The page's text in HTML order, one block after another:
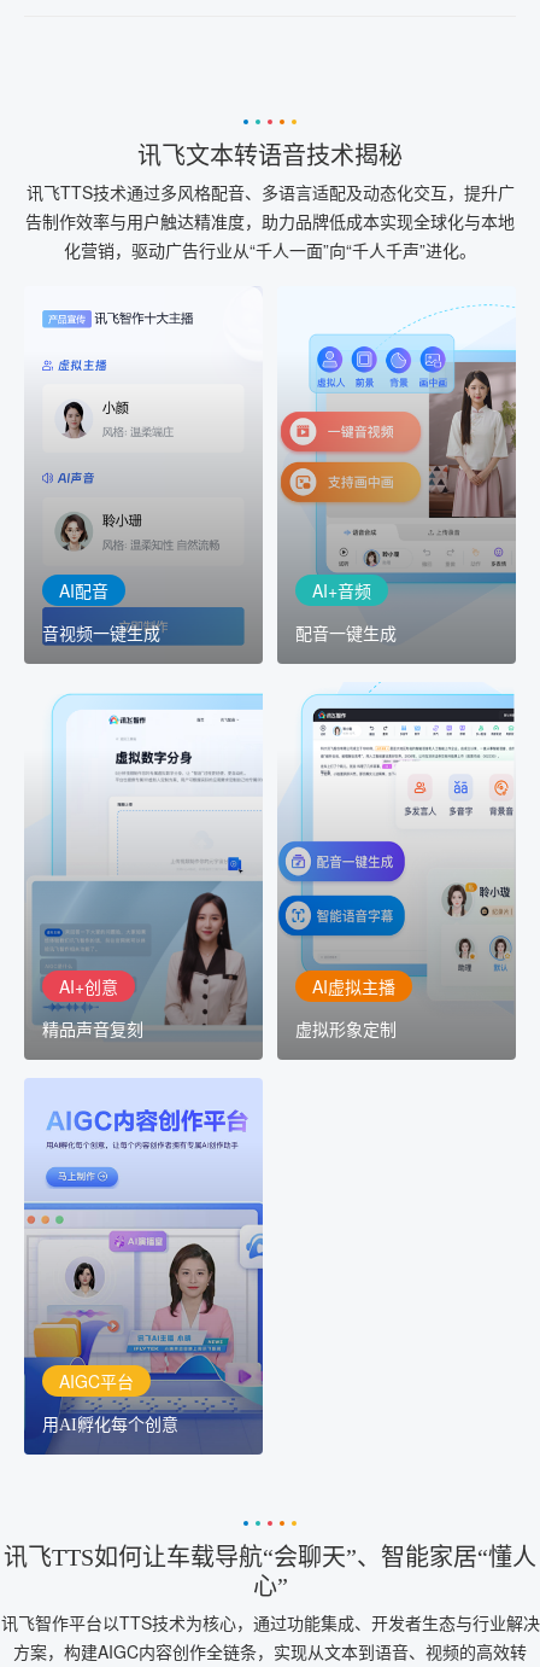
讯飞文本转语音技术揭秘
讯飞TTS技术通过多风格配音、多语言适配及动态化交互，提升广
告制作效率与用户触达精准度，助力品牌低成本实现全球化与本地
化营销，驱动广告行业从“千人一面”向“千人千声”进化。
AI配音
音视频一键生成
AI配音
音视频一键生成
室"中输入文本或录音，一
出
AI+音频
配音一键生成
AI+音频
配音一键生成
AI+音频：基于全球领先的
TTS能力打造的AI音频制作
工具，输入文本、选择发
音人即可一键生成专业音
AI+创意
精品声音复刻
AI+创意
精品声音复刻
AI+创意：AIGC 能力集中
展示窗口，体验 AIGC 给
生活和生产带来的改变
AI虚拟主播
虚拟形象定制
讯飞智作：让每一个内容
创作者高效生产灵活定制
AIGC平台
用AI孵化每个创意
AIGC平台
用AI孵化每个创意
讯飞AIGC平台：让每个创
作者都拥有自己的专注AI
创作助手
讯飞TTS如何让车载导航“会聊天”、智能家居“懂人
心”
讯飞智作平台以TTS技术为核心，通过功能集成、开发者生态与行业解决
方案，构建AIGC内容创作全链条，实现从文本到语音、视频的高效转